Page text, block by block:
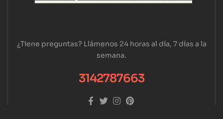
¿Tiene preguntas? Llámenos 24 horas al día, 7 días a la
semana.
3142787663